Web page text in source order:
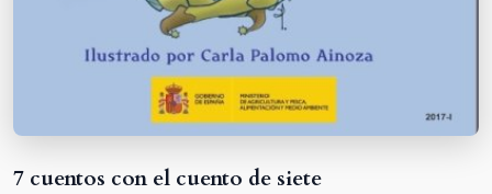
7 cuentos con el cuento de siete